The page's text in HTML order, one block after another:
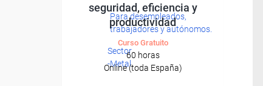
Para desempleados,
trabajadores y autónomos.
Sector
-Metal.
seguridad, eficiencia y
productividad
Curso Gratuito
60 horas
Online (toda España)